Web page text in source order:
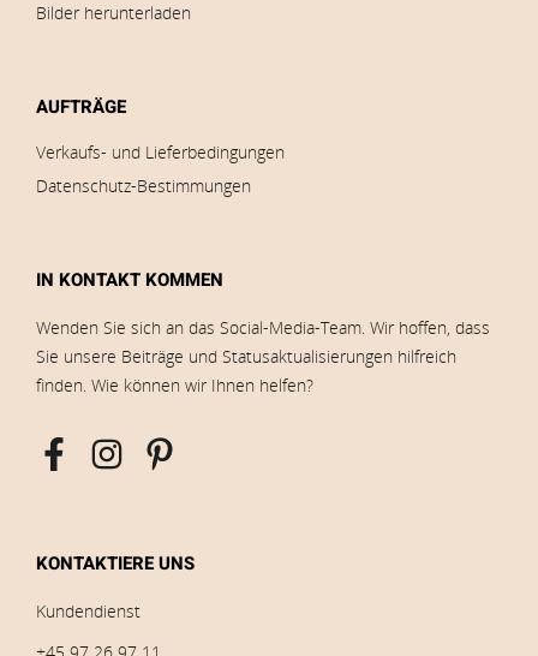
Bilder herunterladen
AUFTRÄGE
Verkaufs- und Lieferbedingungen
Datenschutz-Bestimmungen
IN KONTAKT KOMMEN
Wenden Sie sich an das Social-Media-Team. Wir hoffen, dass
Sie unsere Beiträge und Statusaktualisierungen hilfreich
finden. Wie können wir Ihnen helfen?
KONTAKTIERE UNS
Kundendienst